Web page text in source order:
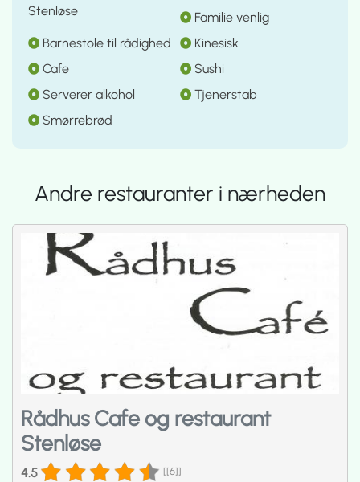
Stenløse
Familie venlig
Barnestole til rådighed
Kinesisk
Cafe
Sushi
Serverer alkohol
Tjenerstab
Smørrebrød
Andre restauranter i nærheden
Rådhus Cafe og restaurant
Stenløse
4.5 [[6]]